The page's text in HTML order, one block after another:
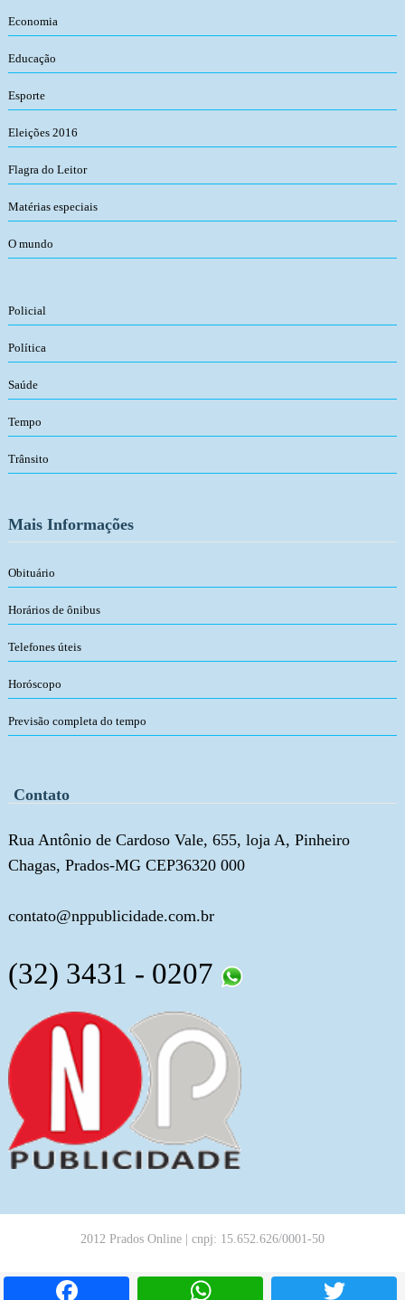
Economia
Educação
Esporte
Eleições 2016
Flagra do Leitor
Matérias especiais
O mundo
Policial
Política
Saúde
Tempo
Trânsito
Mais Informações
Obituário
Horários de ônibus
Telefones úteis
Horóscopo
Previsão completa do tempo
Contato
Rua Antônio de Cardoso Vale, 655, loja A, Pinheiro
Chagas, Prados-MG CEP36320 000
contato@nppublicidade.com.br
(32) 3431 - 0207
Facebook WhatsApp
2012 Prados Online | cnpj: 15.652.626/0001-50